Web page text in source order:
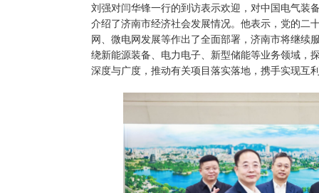
刘强对闫华锋一行的到访表示欢迎，对中国电气装
介绍了济南市经济社会发展情况。他表示，党的二
网、微电网发展等作出了全面部署，济南市将继续
绕新能源装备、电力电子、新型储能等业务领域，
深度与广度，推动有关项目落实落地，携手实现互